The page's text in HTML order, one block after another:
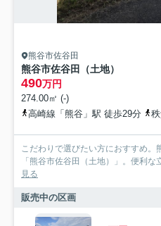
熊谷市佐谷田
熊谷市佐谷田（土地）
490万円
274.00㎡ (-)
高崎線「熊谷」駅 徒歩29分
秩
こだわりで選びたい方におすすめ。
「熊谷市佐谷田（土地）」。便利
見る
販売中の区画